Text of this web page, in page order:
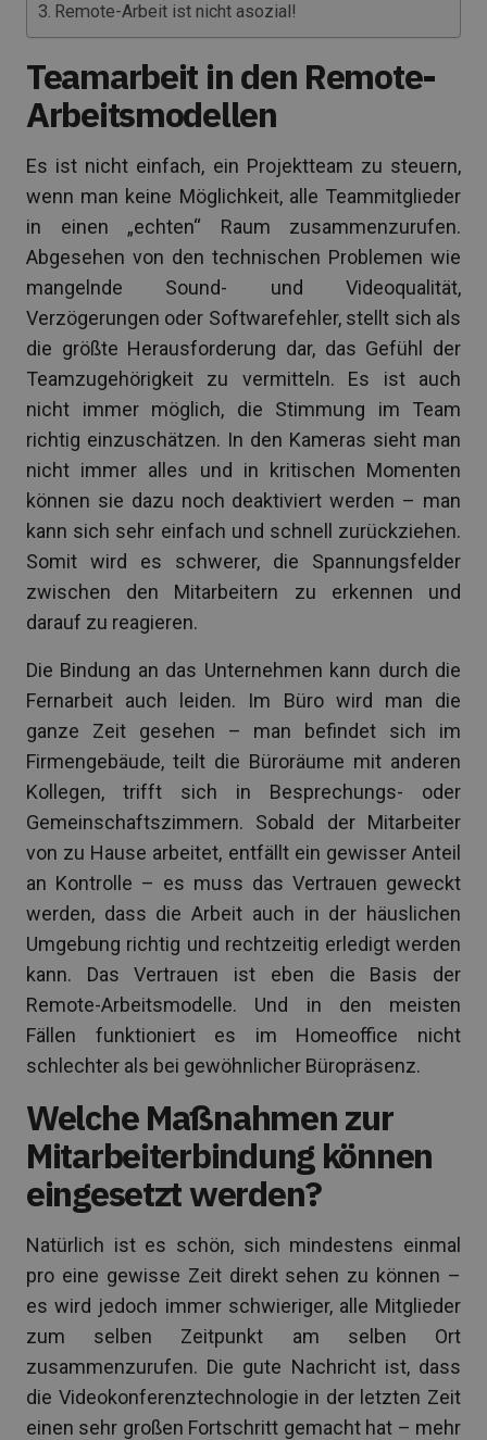
Remote-Arbeit ist nicht asozial!
Teamarbeit in den Remote-
Arbeitsmodellen
Es ist nicht einfach, ein Projektteam zu steuern,
wenn man keine Möglichkeit, alle Teammitglieder
in einen „echten“ Raum zusammenzurufen.
Abgesehen von den technischen Problemen wie
mangelnde Sound- und Videoqualität,
Verzögerungen oder Softwarefehler, stellt sich als
die größte Herausforderung dar, das Gefühl der
Teamzugehörigkeit zu vermitteln. Es ist auch
nicht immer möglich, die Stimmung im Team
richtig einzuschätzen. In den Kameras sieht man
nicht immer alles und in kritischen Momenten
können sie dazu noch deaktiviert werden – man
kann sich sehr einfach und schnell zurückziehen.
Somit wird es schwerer, die Spannungsfelder
zwischen den Mitarbeitern zu erkennen und
darauf zu reagieren.
Die Bindung an das Unternehmen kann durch die
Fernarbeit auch leiden. Im Büro wird man die
ganze Zeit gesehen – man befindet sich im
Firmengebäude, teilt die Büroräume mit anderen
Kollegen, trifft sich in Besprechungs- oder
Gemeinschaftszimmern. Sobald der Mitarbeiter
von zu Hause arbeitet, entfällt ein gewisser Anteil
an Kontrolle – es muss das Vertrauen geweckt
werden, dass die Arbeit auch in der häuslichen
Umgebung richtig und rechtzeitig erledigt werden
kann. Das Vertrauen ist eben die Basis der
Remote-Arbeitsmodelle. Und in den meisten
Fällen funktioniert es im Homeoffice nicht
schlechter als bei gewöhnlicher Büropräsenz.
Welche Maßnahmen zur
Mitarbeiterbindung können
eingesetzt werden?
Natürlich ist es schön, sich mindestens einmal
pro eine gewisse Zeit direkt sehen zu können –
es wird jedoch immer schwieriger, alle Mitglieder
zum selben Zeitpunkt am selben Ort
zusammenzurufen. Die gute Nachricht ist, dass
die Videokonferenztechnologie in der letzten Zeit
einen sehr großen Fortschritt gemacht hat – mehr